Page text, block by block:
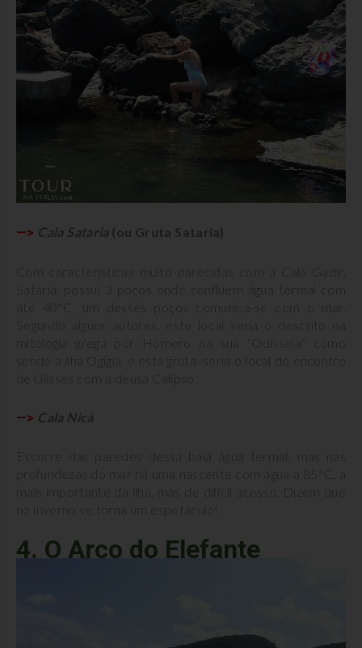
—> Cala Sataria (ou Gruta Sataria)
Sataria, possui 3 poços onde confluem água termal com
Segundo alguns autores, este local seria o descrito na
mitologia grega por Homero na sua “Odisseia” como
sendo a ilha Ogigia, e esta gruta seria o local do encontro
—> Cala Nicà
Escorre das paredes dessa baia água termal, mas nas
profundezas do mar há uma nascente com água a 85°C, a
4. O Arco do Elefante